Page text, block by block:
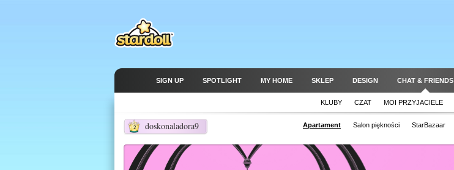
SIGN UP SPOTLIGHT MY HOME SKLEP DESIGN CHAT & FRIENDS
KLUBY CZAT MOI PRZYJACIELE
doskonaladora9
2 Apartament Salon piękności StarBazaar